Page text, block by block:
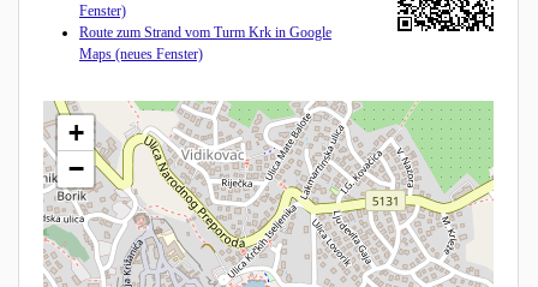
Fenster)
Route zum Strand vom Turm Krk in Google
Maps (neues Fenster)
+
−